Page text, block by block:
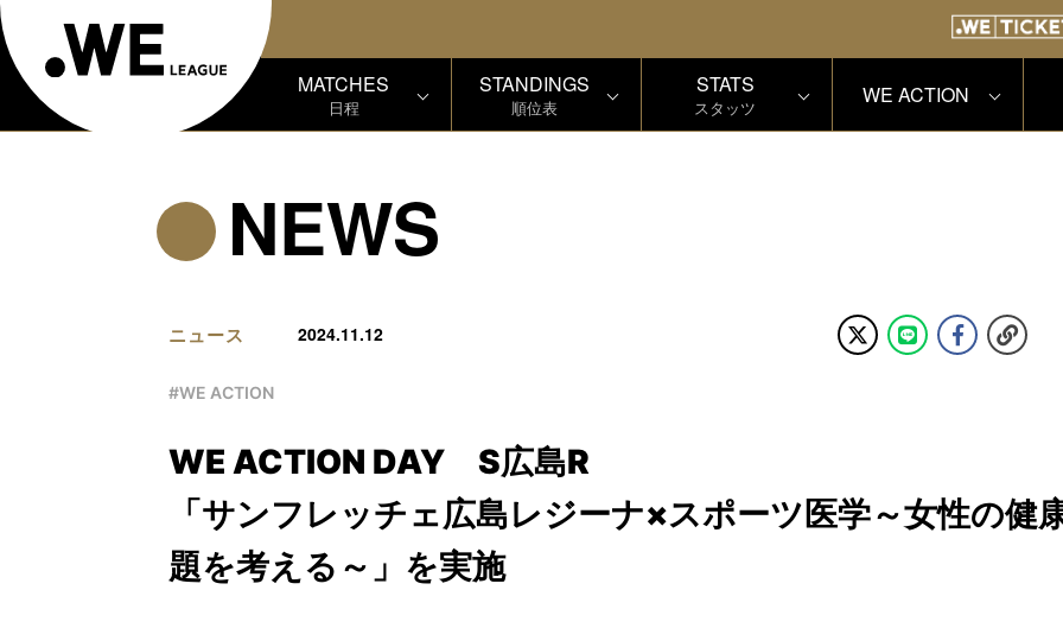
MATCHES
日程
STANDINGS
順位表
STATS
スタッツ WE ACTION
NEWS
ニュース 2024.11.12
#WE ACTION
WE ACTION DAY S広島R
「サンフレッチェ広島レジーナ×スポーツ医学～女性の健
題を考える～」を実施